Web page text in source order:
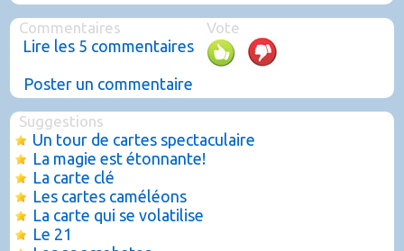
Commentaires
Lire les 5 commentaires
Poster un commentaire
Vote
Suggestions
Un tour de cartes spectaculaire
La magie est étonnante!
La carte clé
Les cartes caméléons
La carte qui se volatilise
Le 21